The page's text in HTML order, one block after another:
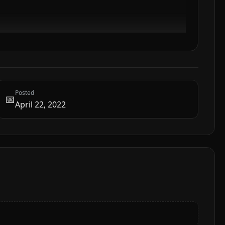
📅Posted
April 22, 2022